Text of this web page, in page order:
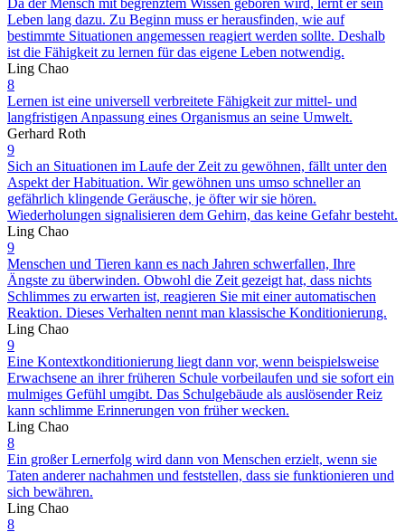
Leben lang dazu. Zu Beginn muss er herausfinden, wie auf
bestimmte Situationen angemessen reagiert werden sollte. Deshalb
ist die Fähigkeit zu lernen für das eigene Leben notwendig.
Ling Chao
8
Lernen ist eine universell verbreitete Fähigkeit zur mittel- und
langfristigen Anpassung eines Organismus an seine Umwelt.
Gerhard Roth
9
Sich an Situationen im Laufe der Zeit zu gewöhnen, fällt unter den
Aspekt der Habituation. Wir gewöhnen uns umso schneller an
gefährlich klingende Geräusche, je öfter wir sie hören.
Wiederholungen signalisieren dem Gehirn, das keine Gefahr besteht.
Ling Chao
9
Menschen und Tieren kann es nach Jahren schwerfallen, Ihre
Ängste zu überwinden. Obwohl die Zeit gezeigt hat, dass nichts
Schlimmes zu erwarten ist, reagieren Sie mit einer automatischen
Reaktion. Dieses Verhalten nennt man klassische Konditionierung.
Ling Chao
9
Eine Kontextkonditionierung liegt dann vor, wenn beispielsweise
Erwachsene an ihrer früheren Schule vorbeilaufen und sie sofort ein
mulmiges Gefühl umgibt. Das Schulgebäude als auslösender Reiz
kann schlimme Erinnerungen von früher wecken.
Ling Chao
8
Ein großer Lernerfolg wird dann von Menschen erzielt, wenn sie
Taten anderer nachahmen und feststellen, dass sie funktionieren und
sich bewähren.
Ling Chao
8